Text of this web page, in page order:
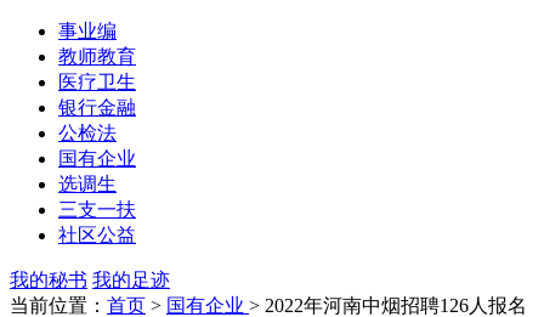
事业编
教师教育
医疗卫生
银行金融
公检法
国有企业
选调生
三支一扶
社区公益
我的秘书 我的足迹
当前位置： 首页 > 国有企业 > 2022年河南中烟招聘126人报名